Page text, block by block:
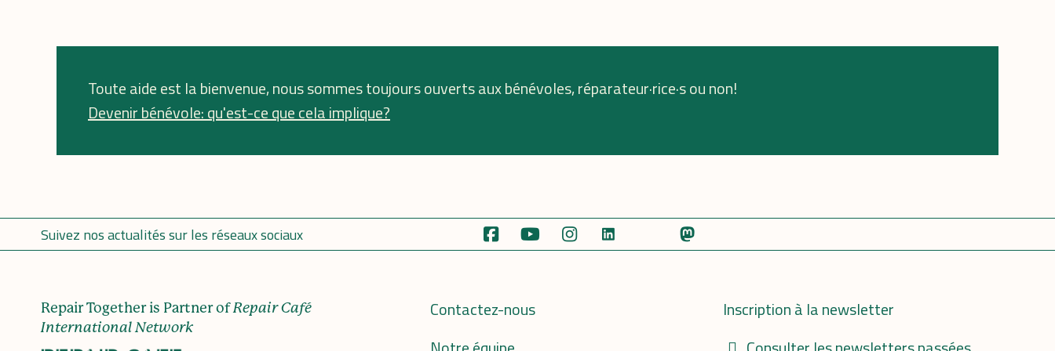
Toute aide est la bienvenue, nous sommes toujours ouverts aux bénévoles, réparateur·rice·s ou non!
Devenir bénévole: qu'est-ce que cela implique?
Suivez nos actualités sur les réseaux sociaux
Repair Together is Partner ofRepair Café
International Network
Contactez-nous
Inscription à la newsletter